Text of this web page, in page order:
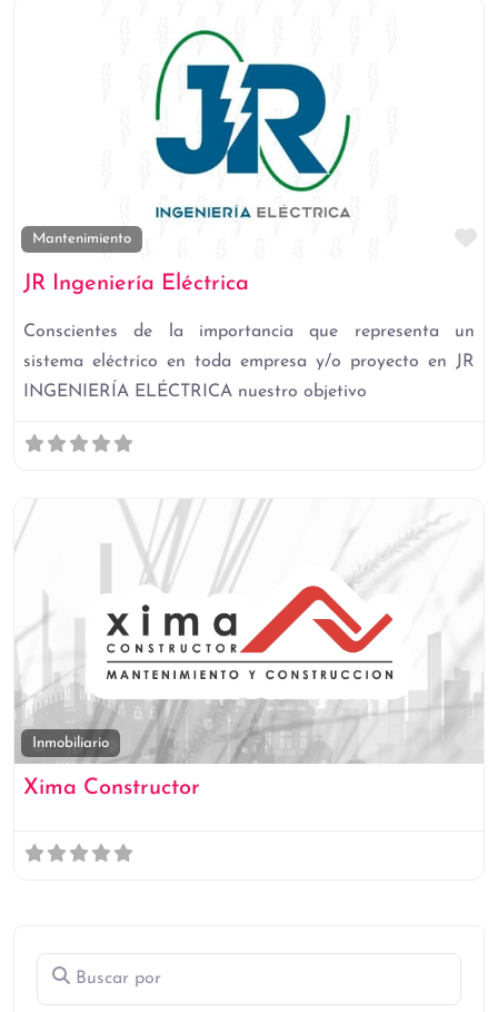
Buscar por
Mantenimiento
JR Ingeniería Eléctrica
Conscientes de la importancia que representa un
sistema eléctrico en toda empresa y/o proyecto en JR
INGENIERÍA ELÉCTRICA nuestro objetivo
Inmobiliario
Xima Constructor